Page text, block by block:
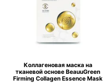
Коллагеновая маска на
тканевой основе BeauuGreen
Firming Collagen Essence Mask